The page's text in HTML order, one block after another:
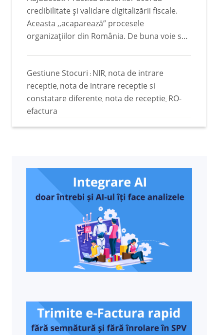
derogatoriu?
Gestiune Stocuri : NIR, nota de intrare
receptie, nota de intrare receptie si
constatare diferente, nota de receptie, RO-
efactura